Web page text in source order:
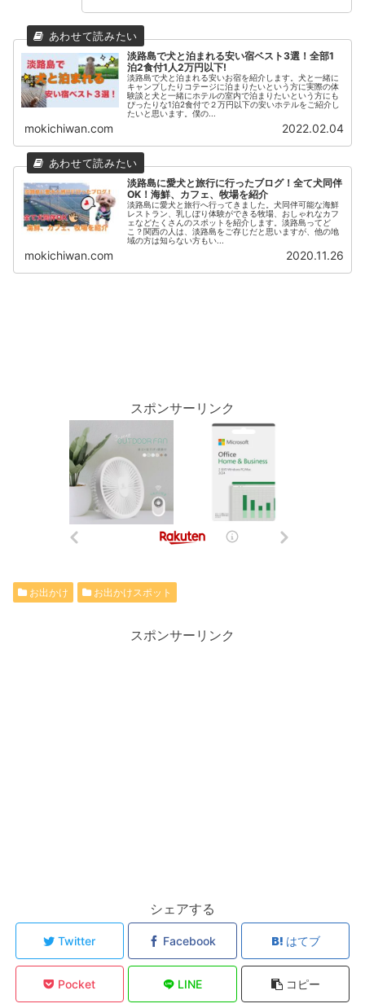
淡路島で犬と泊まれる安い宿ベスト3選！全部1
泊2食付1人2万円以下!
淡路島で犬と泊まれる安いお宿を紹介します。犬と一緒に
キャンプしたりコテージに泊まりたいという方に実際の体
験談と犬と一緒にホテルの室内で泊まりたいという方にも
ぴったりな1泊2食付で２万円以下の安いホテルをご紹介し
たいと思います。僕の...
mokichiwan.com 2022.02.04
淡路島に愛犬と旅行に行ったブログ！全て犬同伴
OK！海鮮、カフェ、牧場を紹介
淡路島に愛犬と旅行へ行ってきました。犬同伴可能な海鮮
レストラン、乳しぼり体験ができる牧場、おしゃれなカフ
ェなどたくさんのスポットを紹介します。淡路島ってど
こ？関西の人は、淡路島をご存じだと思いますが、他の地
域の方は知らない方もい...
mokichiwan.com 2020.11.26
スポンサーリンク
お出かけ お出かけスポット
スポンサーリンク
シェアする
Twitter Facebook はてブ
Pocket LINE コピー